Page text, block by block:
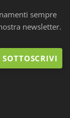
sempre
newsletter.
SOTTOSCRIVI